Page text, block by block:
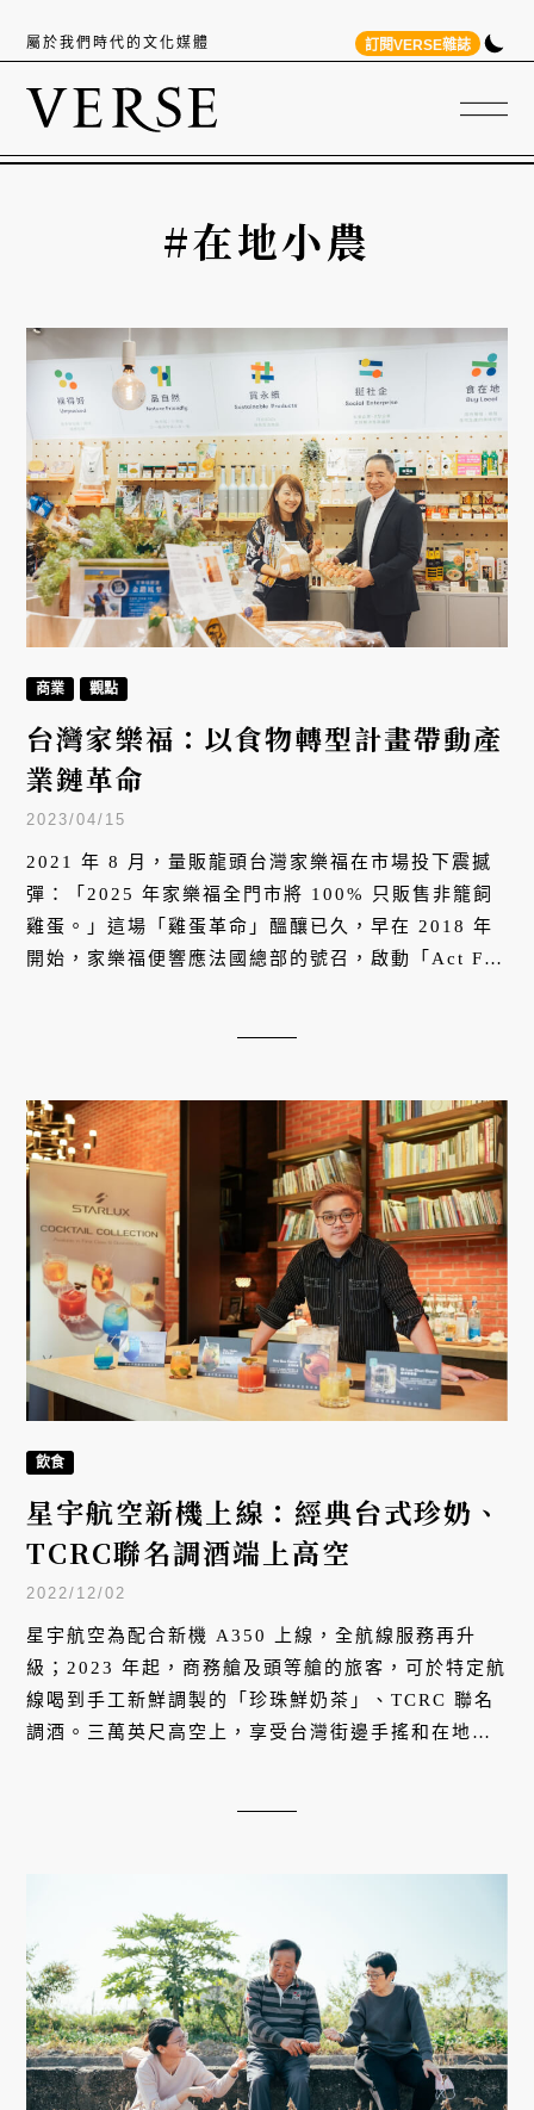
屬於我們時代的文化媒體 訂閱VERSE雜誌
#在地小農
商業 觀點
台灣家樂福：以食物轉型計畫帶動產
業鏈革命
2023/04/15
2021 年 8 月，量販龍頭台灣家樂福在市場投下震撼
彈：「2025 年家樂福全門市將 100% 只販售非籠飼
雞蛋。」這場「雞蛋革命」醞釀已久，早在 2018 年
開始，家樂福便響應法國總部的號召，啟動「Act For
飲食
星宇航空新機上線：經典台式珍奶、
TCRC聯名調酒端上高空
2022/12/02
星宇航空為配合新機 A350 上線，全航線服務再升
級；2023 年起，商務艙及頭等艙的旅客，可於特定航
線喝到手工新鮮調製的「珍珠鮮奶茶」、TCRC 聯名
調酒。三萬英尺高空上，享受台灣街邊手搖和在地小